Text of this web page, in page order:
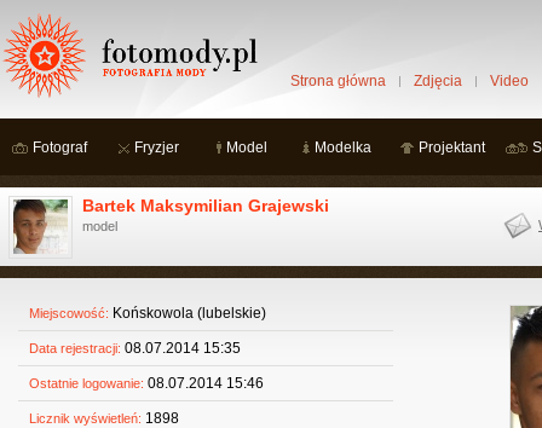
Strona główna Zdjęcia Video
Fotograf Fryzjer Model Modelka Projektant
Bartek Maksymilian Grajewski
model
Miejscowość: Końskowola (lubelskie)
Data rejestracji: 08.07.2014 15:35
Ostatnie logowanie: 08.07.2014 15:46
Licznik wyświetleń: 1898